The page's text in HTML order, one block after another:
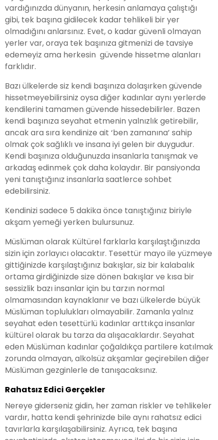
vardığınızda dünyanın, herkesin anlamaya çalıştığı
gibi, tek başına gidilecek kadar tehlikeli bir yer
olmadığını anlarsınız. Evet, o kadar güvenli olmayan
yerler var, oraya tek başınıza gitmenizi de tavsiye
edemeyiz ama herkesin güvende hissetme alanları
farklıdır.
Bazı ülkelerde siz kendi başınıza dolaşırken güvende
hissetmeyebilirsiniz oysa diğer kadınlar aynı yerlerde
kendilerini tamamen güvende hissedebilirler. Bazen
kendi başınıza seyahat etmenin yalnızlık getirebilir,
ancak ara sıra kendinize ait ‘ben zamanına’ sahip
olmak çok sağlıklı ve insana iyi gelen bir duygudur.
Kendi başınıza olduğunuzda insanlarla tanışmak ve
arkadaş edinmek çok daha kolaydır. Bir pansiyonda
yeni tanıştığınız insanlarla saatlerce sohbet
edebilirsiniz.
Kendinizi sadece 5 dakika önce tanıştığınız biriyle
akşam yemeği yerken bulursunuz.
Müslüman olarak Kültürel farklarla karşılaştığınızda
sizin için zorlayıcı olacaktır. Tesettür mayo ile yüzmeye
gittiğinizde karşılaştığınız bakışlar, siz bir kalabalık
ortama girdiğinizde size dönen bakışlar ve kısa bir
sessizlik bazı insanlar için bu tarzın normal
olmamasından kaynaklanır ve bazı ülkelerde büyük
Müslüman toplulukları olmayabilir. Zamanla yalnız
seyahat eden tesettürlü kadınlar arttıkça insanlar
kültürel olarak bu tarza da alışacaklardır. Seyahat
eden Müslüman kadınlar çoğaldıkça partilere katılmak
zorunda olmayan, alkolsüz akşamlar geçirebilen diğer
Müslüman gezginlerle de tanışacaksınız.
Rahatsız Edici Gerçekler
Nereye giderseniz gidin, her zaman riskler ve tehlikeler
vardır, hatta kendi şehrinizde bile aynı rahatsız edici
tavırlarla karşılaşabilirsiniz. Ayrıca, tek başına